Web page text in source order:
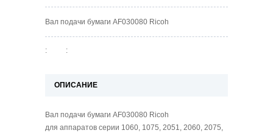
Вал подачи бумаги AF030080 Ricoh
: :
ОПИСАНИЕ
Вал подачи бумаги AF030080 Ricoh
для аппаратов серии 1060, 1075, 2051, 2060, 2075,